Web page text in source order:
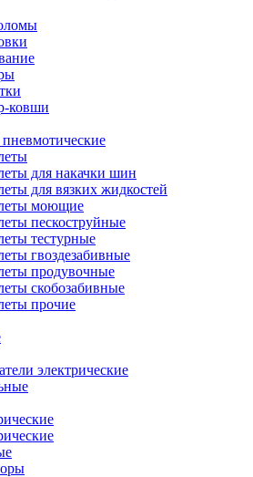
ковши
для накачки шин
для вязких жидкостей
моющие
пескоструйные
тестурные
гвоздезабивные
продувочные
скобозабивные
прочие
электрические